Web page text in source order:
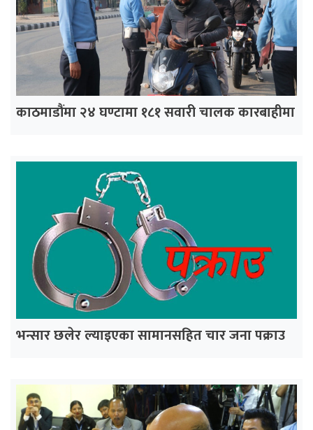
काठमाडौंमा २४ घण्टामा १८१ सवारी चालक कारबाहीमा
भन्सार छलेर ल्याइएका सामानसहित चार जना पक्राउ